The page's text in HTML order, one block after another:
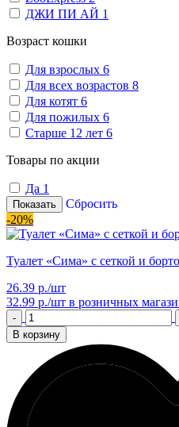
ДЖИ ПИ АЙ 1
Возраст кошки
Для взрослых 6
Для всех возрастов 8
Для котят 6
Для пожилых 6
Старше 12 лет 6
Товары по акции
Да 1
Показать
Сбросить
-20%
Туалет «Сима» с сеткой и
26.39 р./шт
32.99 р./шт в розничных
-
В корзину